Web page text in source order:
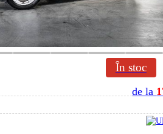
În stoc
de la